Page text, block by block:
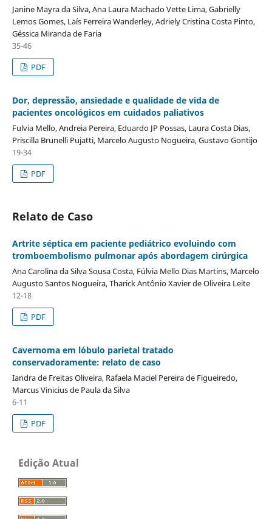
Janine Mayra da Silva, Ana Laura Machado Vette Lima, Gabrielly
Lemos Gomes, Laís Ferreira Wanderley, Adriely Cristina Costa Pinto,
Géssica Miranda de Faria
35-46
PDF
Dor, depressão, ansiedade e qualidade de vida de
pacientes oncológicos em cuidados paliativos
Fulvia Mello, Andreia Pereira, Eduardo JP Possas, Laura Costa Dias,
Priscilla Brunelli Pujatti, Marcelo Augusto Nogueira, Gustavo Gontijo
19-34
PDF
Relato de Caso
Artrite séptica em paciente pediátrico evoluindo com
tromboembolismo pulmonar após abordagem cirúrgica
Ana Carolina da Silva Sousa Costa, Fúlvia Mello Dias Martins, Marcelo
Augusto Santos Nogueira, Tharick Antônio Xavier de Oliveira Leite
12-18
PDF
Cavernoma em lóbulo parietal tratado
conservadoramente: relato de caso
Iandra de Freitas Oliveira, Rafaela Maciel Pereira de Figueiredo,
Marcus Vinicius de Paula da Silva
6-11
PDF
Edição Atual